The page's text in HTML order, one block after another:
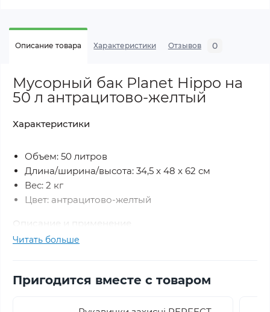
Описание товара Характеристики Отзывов 0
Мусорный бак Planet Hippo на
50 л антрацитово-желтый
Характеристики
Объем: 50 литров
Длина/ширина/высота: 34,5 x 48 x 62 см
Вес: 2 кг
Цвет: антрацитово-желтый
Описание и применение
Выброс мусора можно производить, как
Читать больше
Пригодится вместе с товаром